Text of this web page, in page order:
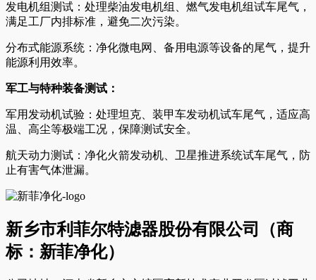
发电机组测试：处理柴油发电机组、燃气发电机组试车尾气，
满足工厂内排标准，避免二次污染。
分布式能源系统：净化微电网、备用电源等设备的尾气，提升
能源利用效率。
军工与特种装备测试：
军用发动机试验：处理坦克、装甲车发动机试车尾气，适应高
温、高尘等极端工况，保障测试安全。
航天动力测试：净化火箭发动机、卫星推进系统试车尾气，防
止有害气体泄漏。
新乡市利菲尔特滤器股份有限公司（商
标：新菲净化）